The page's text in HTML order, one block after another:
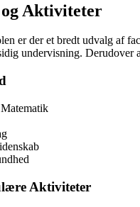
Aktiviteter
er der et bredt udvalg af
undervisning. Derudover
Aktiviteter